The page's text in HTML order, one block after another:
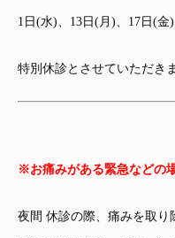
1日(水)、13日(月)、17日(金
特別休診とさせていただき
※お痛みがある緊急などの
夜間 休診の際、痛みを取り